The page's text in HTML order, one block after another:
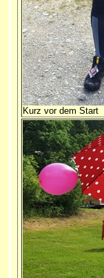
Kurz vor dem Start